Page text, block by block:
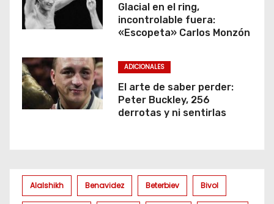
Glacial en el ring,
incontrolable fuera:
«Escopeta» Carlos Monzón
ADICIONALES
El arte de saber perder:
Peter Buckley, 256
derrotas y ni sentirlas
Alalshikh Benavidez Beterbiev Bivol